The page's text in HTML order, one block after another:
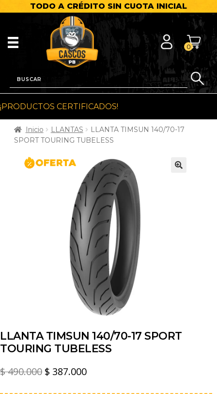
TODO A CRÉDITO SIN CUOTA INICIAL
0
¡PRODUCTOS CERTIFICADOS!
Inicio LLANTAS
LLANTA TIMSUN 140/70-17
SPORT TOURING TUBELESS
LLANTA TIMSUN 140/70-17 SPORT
TOURING TUBELESS
$490.000 El
$ 387.000El